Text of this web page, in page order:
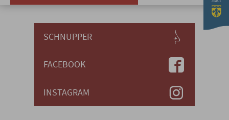
SCHNUPPER
FACEBOOK
INSTAGRAM